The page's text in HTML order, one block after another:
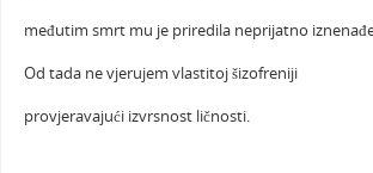
međutim smrt mu je priredila neprijatno
Od tada ne vjerujem vlastitoj šizofreniji
provjeravajući izvrsnost ličnosti.